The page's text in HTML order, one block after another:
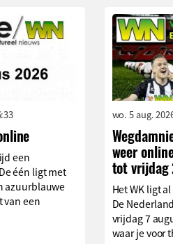
een
één ligt met
azuurblauwe
van een
wo. 5 aug.
weer
tot vrijdag
Het WK ligt
De
vrijdag 7
waar je voor